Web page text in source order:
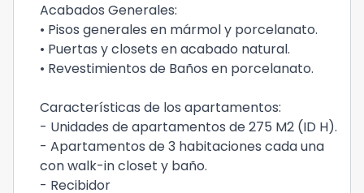
Acabados Generales:
• Pisos generales en mármol y porcelanato.
• Puertas y closets en acabado natural.
• Revestimientos de Baños en porcelanato.
Características de los apartamentos:
- Unidades de apartamentos de 275 M2 (ID H).
- Apartamentos de 3 habitaciones cada una
con walk-in closet y baño.
- Recibidor